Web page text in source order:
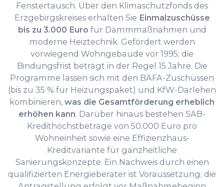
Fenstertausch. Über den Klimaschutzfonds des
Erzgebirgskreises erhalten Sie Einmalzuschüsse
bis zu 3.000 Euro für Dämmmaßnahmen und
moderne Heiztechnik. Gefördert werden
vorwiegend Wohngebäude vor 1995; die
Bindungsfrist beträgt in der Regel 15 Jahre. Die
Programme lassen sich mit den BAFA-Zuschüssen
(bis zu 35 % für Heizungspaket) und KfW-Darlehen
kombinieren, was die Gesamtförderung erheblich
erhöhen kann. Darüber hinaus bestehen SAB-
Kredithöchstbeträge von 50.000 Euro pro
Wohneinheit sowie eine Effizienzhaus-
Kreditvariante für ganzheitliche
Sanierungskonzepte. Ein Nachweis durch einen
qualifizierten Energieberater ist Voraussetzung; die